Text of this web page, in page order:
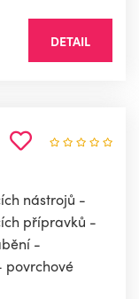
DETAIL
nástrojů -
přípravků -
-
povrchové